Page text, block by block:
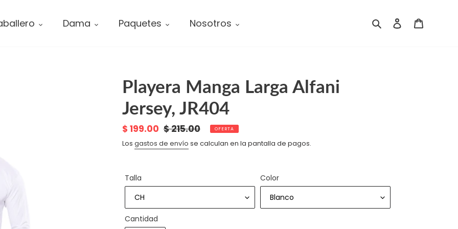
Dama Paquetes Nosotros Buscar Ingresar
Playera Manga Larga Alfani
Jersey, JR404
Precio
de
$ 199.00 Precio
habitual
$ 215.00 OFERTA
Los gastos de envío se calculan en la pantalla de pagos.
Talla Color
Cantidad